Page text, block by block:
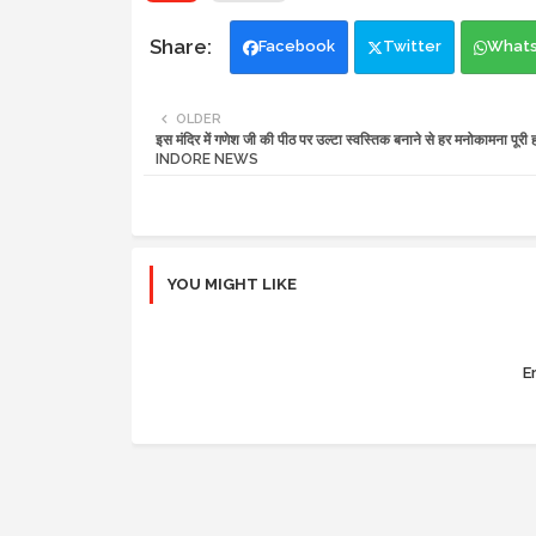
Facebook Twitter
OLDER
इस मंदिर में गणेश जी की पीठ पर उल्टा स्वस्तिक बनाने से हर मनोकामना पूरी
INDORE NEWS
YOU MIGHT LIKE